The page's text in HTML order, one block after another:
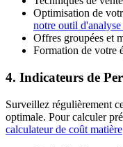
Optimisation de
notre outil d'analyse
Offres groupées et
Formation de votre
4. Indicateurs de
Surveillez régulièrement
optimale. Pour calculer
calculateur de coût matière